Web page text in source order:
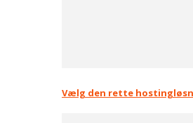
Vælg den rette